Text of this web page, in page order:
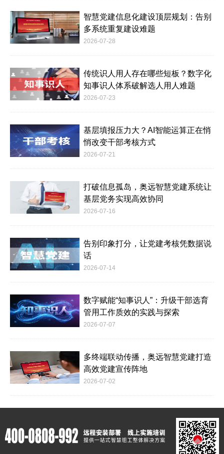
智慧党建信息化建设顶层规划：告别
多系统重复建设难题
2026-07-28
传统识人用人存在哪些短板？数字化
知事识人体系破解选人用人难题
2026-07-23
基层填报压力大？AI智能运算正在悄
悄改变干部考核方式
2026-07-21
打破信息孤岛，奥远智慧党建系统让
基层党务实现高效协同
2026-07-16
告别印象打分，让党建考核凭数据说
话
2026-07-14
数字赋能“知事识人”：升级干部选育
管用工作质效的实践与探索
2026-07-07
多终端联动传播，奥远智慧党建打造
高效党建宣传阵地
2026-07-02